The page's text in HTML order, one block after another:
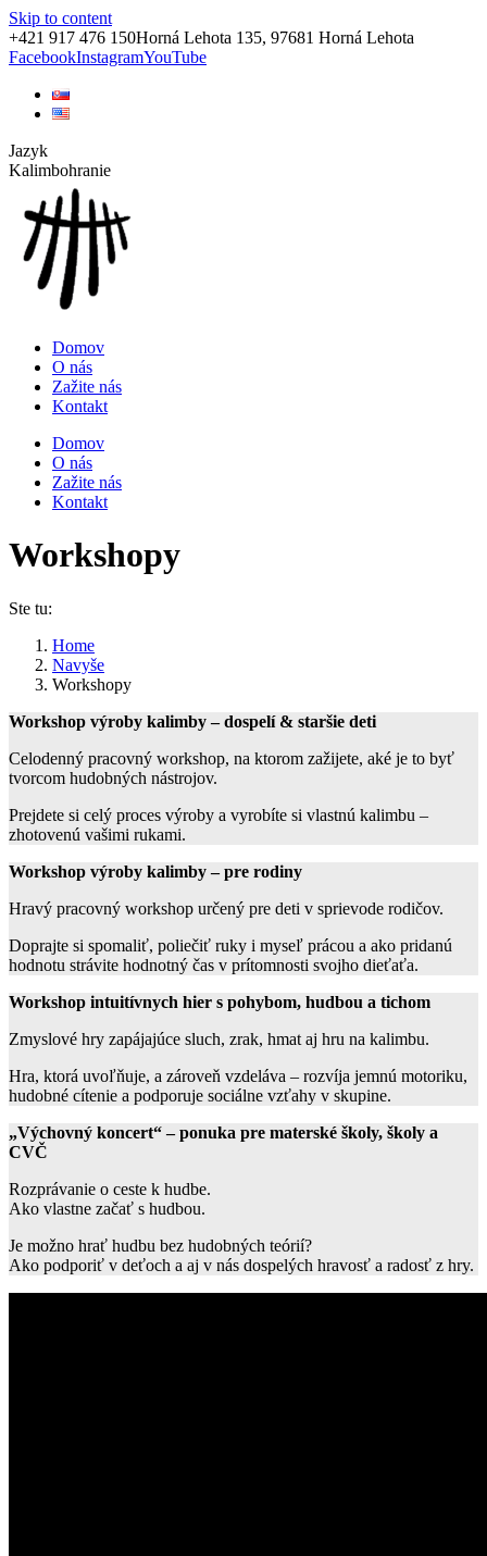
Skip to content
+421 917 476 150Horná Lehota 135, 97681 Horná Lehota
FacebookInstagramYouTube
Jazyk
Kalimbohranie
Domov
O nás
Zažite nás
Kontakt
Domov
O nás
Zažite nás
Kontakt
Workshopy
Ste tu:
Home
Navyše
Workshopy
Workshop výroby kalimby – dospelí & staršie deti
Celodenný pracovný workshop, na ktorom zažijete, aké je to byť
tvorcom hudobných nástrojov.
Prejdete si celý proces výroby a vyrobíte si vlastnú kalimbu –
zhotovenú vašimi rukami.
Workshop výroby kalimby – pre rodiny
Hravý pracovný workshop určený pre deti v sprievode rodičov.
Doprajte si spomaliť, poliečiť ruky i myseľ prácou a ako pridanú
hodnotu strávite hodnotný čas v prítomnosti svojho dieťaťa.
Workshop intuitívnych hier s pohybom, hudbou a tichom
Zmyslové hry zapájajúce sluch, zrak, hmat aj hru na kalimbu.
Hra, ktorá uvoľňuje, a zároveň vzdeláva – rozvíja jemnú motoriku,
hudobné cítenie a podporuje sociálne vzťahy v skupine.
„Výchovný koncert“ – ponuka pre materské školy, školy a
CVČ
Rozprávanie o ceste k hudbe.
Ako vlastne začať s hudbou.
Je možno hrať hudbu bez hudobných teórií?
Ako podporiť v deťoch a aj v nás dospelých hravosť a radosť z hry.